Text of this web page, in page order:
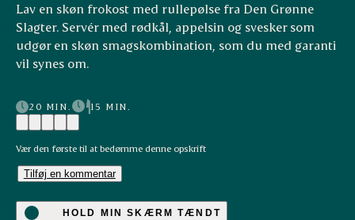
Lav en skøn frokost med rullepølse fra Den Grønne
Slagter. Servér med rødkål, appelsin og svesker som
udgør en skøn smagskombination, som du med garanti
vil synes om.
20 MIN. 15 MIN.
Vær den første til at bedømme denne opskrift
Tilføj en kommentar
HOLD MIN SKÆRM TÆNDT